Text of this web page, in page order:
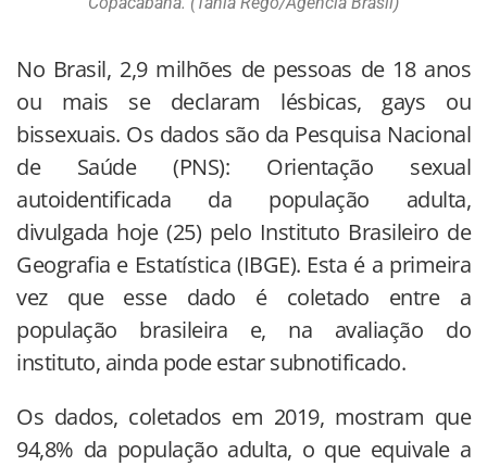
No Brasil, 2,9 milhões de pessoas de 18 anos
ou mais se declaram lésbicas, gays ou
bissexuais. Os dados são da Pesquisa Nacional
de Saúde (PNS): Orientação sexual
autoidentificada da população adulta,
divulgada hoje (25) pelo Instituto Brasileiro de
Geografia e Estatística (IBGE). Esta é a primeira
vez que esse dado é coletado entre a
população brasileira e, na avaliação do
instituto, ainda pode estar subnotificado.
Os dados, coletados em 2019, mostram que
94,8% da população adulta, o que equivale a